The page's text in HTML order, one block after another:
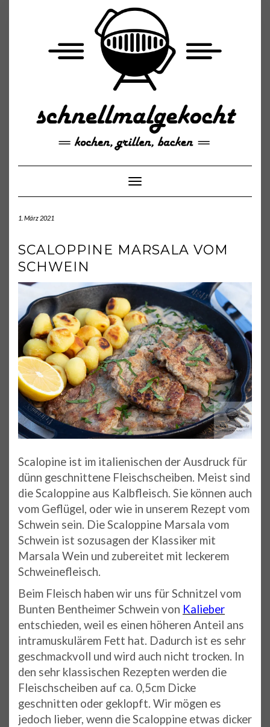
Toggle Navigation
1. März 2021
SCALOPPINE MARSALA VOM
SCHWEIN
Scalopine ist im italienischen der Ausdruck für
dünn geschnittene Fleischscheiben. Meist sind
die Scaloppine aus Kalbfleisch. Sie können auch
vom Geflügel, oder wie in unserem Rezept vom
Schwein sein. Die Scaloppine Marsala vom
Schwein ist sozusagen der Klassiker mit
Marsala Wein und zubereitet mit leckerem
Schweinefleisch.
Beim Fleisch haben wir uns für Schnitzel vom
Bunten Bentheimer Schwein von Kalieber
entschieden, weil es einen höheren Anteil ans
intramuskulärem Fett hat. Dadurch ist es sehr
geschmackvoll und wird auch nicht trocken. In
den sehr klassischen Rezepten werden die
Fleischscheiben auf ca. 0,5cm Dicke
geschnitten oder geklopft. Wir mögen es
jedoch lieber, wenn die Scaloppine etwas dicker